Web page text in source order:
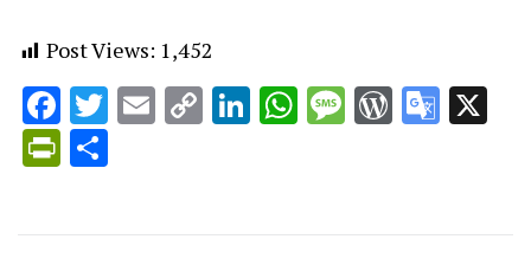
Post Views: 1,452
Facebook
Twitter
EmailCopyLinkedIn
WhatsApp
Message
PrintFriendly